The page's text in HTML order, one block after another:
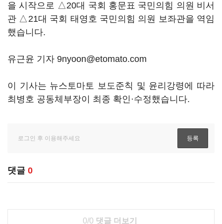
을 시작으로 △20대 국회 홍문표 국민의힘 의원 비서
관 △21대 국회 태영호 국민의힘 의원 보좌관을 역임
했습니다.
유근윤 기자 9nyoon@etomato.com
이 기사는 뉴스토마토 보도준칙 및 윤리강령에 따라
최병호 공동체부장이 최종 확인·수정했습니다.
댓글 0
0/0 댓글 더보기